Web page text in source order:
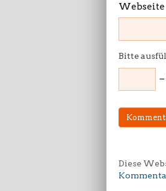
Webseite
Bitte
−
Diese